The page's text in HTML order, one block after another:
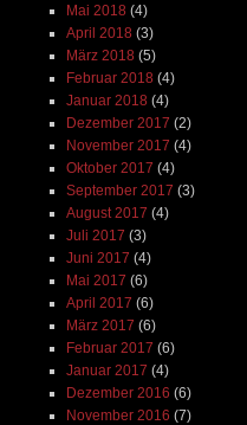
Mai 2018 (4)
April 2018 (3)
März 2018 (5)
Februar 2018 (4)
Januar 2018 (4)
Dezember 2017 (2)
November 2017 (4)
Oktober 2017 (4)
September 2017 (3)
August 2017 (4)
Juli 2017 (3)
Juni 2017 (4)
Mai 2017 (6)
April 2017 (6)
März 2017 (6)
Februar 2017 (6)
Januar 2017 (4)
Dezember 2016 (6)
November 2016 (7)